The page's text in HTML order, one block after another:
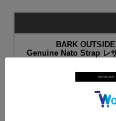
BARK
Genuine Nato Strap レ